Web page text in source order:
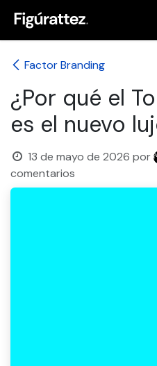
Factor Branding
¿Por qué el
es el nuevo
13 de mayo de 2026 por
comentarios